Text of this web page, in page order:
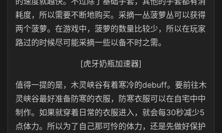
耗度，所以需要不断地购买。采摘一丛菠萝丛可以获得
两个菠萝。在游戏中，菠萝的数量比较少，所以在玩家
路过的时候尽可能采摘一些以备不时之需。
[虎牙奶瓶加速器]
值得一提的是，木灵峡谷有着寒冷的debuff。要前往木
灵峡谷最好准备防寒的衣服，防寒衣服可以在自宅中中
制作。如果就穿着日常的衣服进入，就会每30秒减少5
点体力。所以为了自己那可怜的体力，还是先做好保护